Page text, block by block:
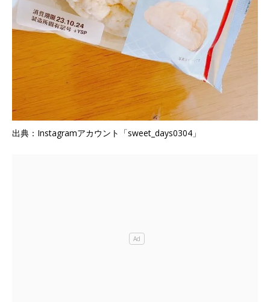
出典：Instagramアカウント「sweet_days0304」